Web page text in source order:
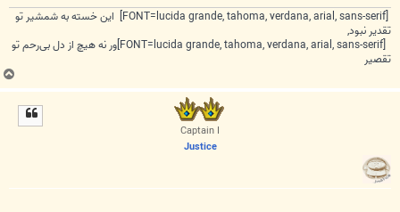
[FONT=lucida grande, tahoma, verdana, arial, sans-serif] این خسته به شمشیر تو
تقدیر نبود,
[FONT=lucida grande, tahoma, verdana, arial, sans-serif]ور نه هیچ از دل بی‌رحم تو
تقصیر
ب
ا
Captain I
Justice